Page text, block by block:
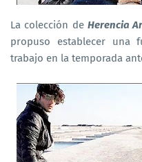
La colección de Herencia
propuso establecer
trabajo en la temporada